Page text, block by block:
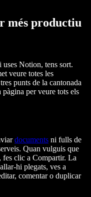
més productiu
uses Notion, tens sort.
veure totes les
punts de la cantonada
per veure tots els
documents ni fulls de
Quan vulguis que
fes clic a Compartir. La
hi plegats, ves a
comentar o duplicar